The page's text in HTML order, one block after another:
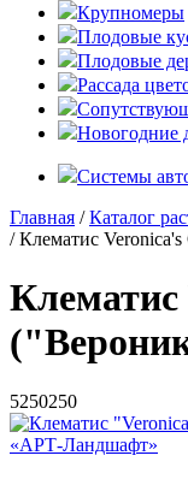
Крупномеры
Плодовые
Плодовые
Рассада
Новогодние
Системы
Главная /Каталог
/ Клематис
Клематис
5250250